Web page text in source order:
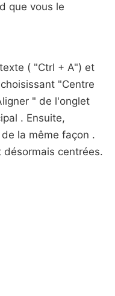
que vous le
( "Ctrl + A") et
"Centre
" de l'onglet
. Ensuite,
la même façon .
centrées.